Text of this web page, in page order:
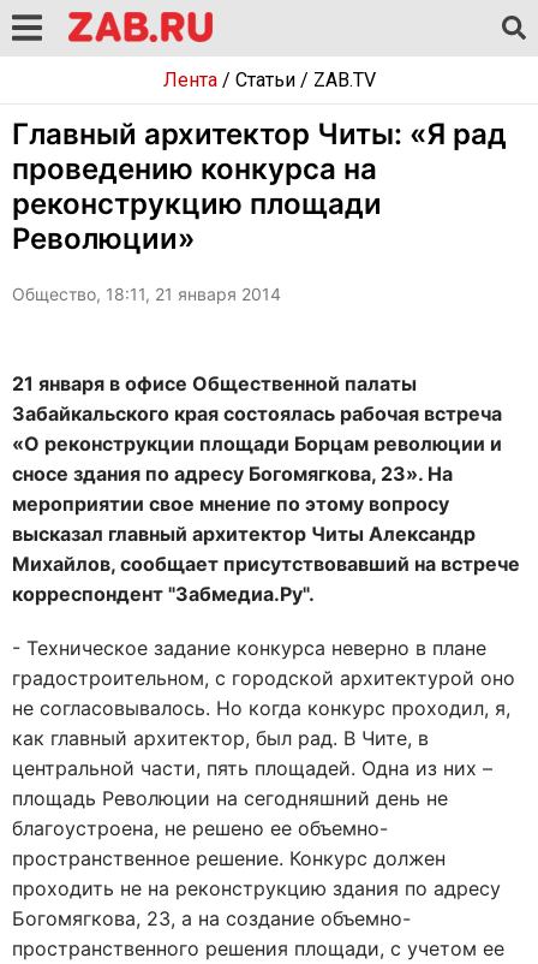
Лента/ Статьи/ ZAB.TV
Главный архитектор Читы: «Я рад
проведению конкурса на
реконструкцию площади
Революции»
Общество, 18:11, 21 января 2014
21 января в офисе Общественной палаты
Забайкальского края состоялась рабочая встреча
«О реконструкции площади Борцам революции и
сносе здания по адресу Богомягкова, 23». На
мероприятии свое мнение по этому вопросу
высказал главный архитектор Читы Александр
Михайлов, сообщает присутствовавший на встрече
корреспондент "Забмедиа.Ру".
- Техническое задание конкурса неверно в плане
градостроительном, с городской архитектурой оно
не согласовывалось. Но когда конкурс проходил, я,
как главный архитектор, был рад. В Чите, в
центральной части, пять площадей. Одна из них –
площадь Революции на сегодняшний день не
благоустроена, не решено ее объемно-
пространственное решение. Конкурс должен
проходить не на реконструкцию здания по адресу
Богомягкова, 23, а на создание объемно-
пространственного решения площади, с учетом ее